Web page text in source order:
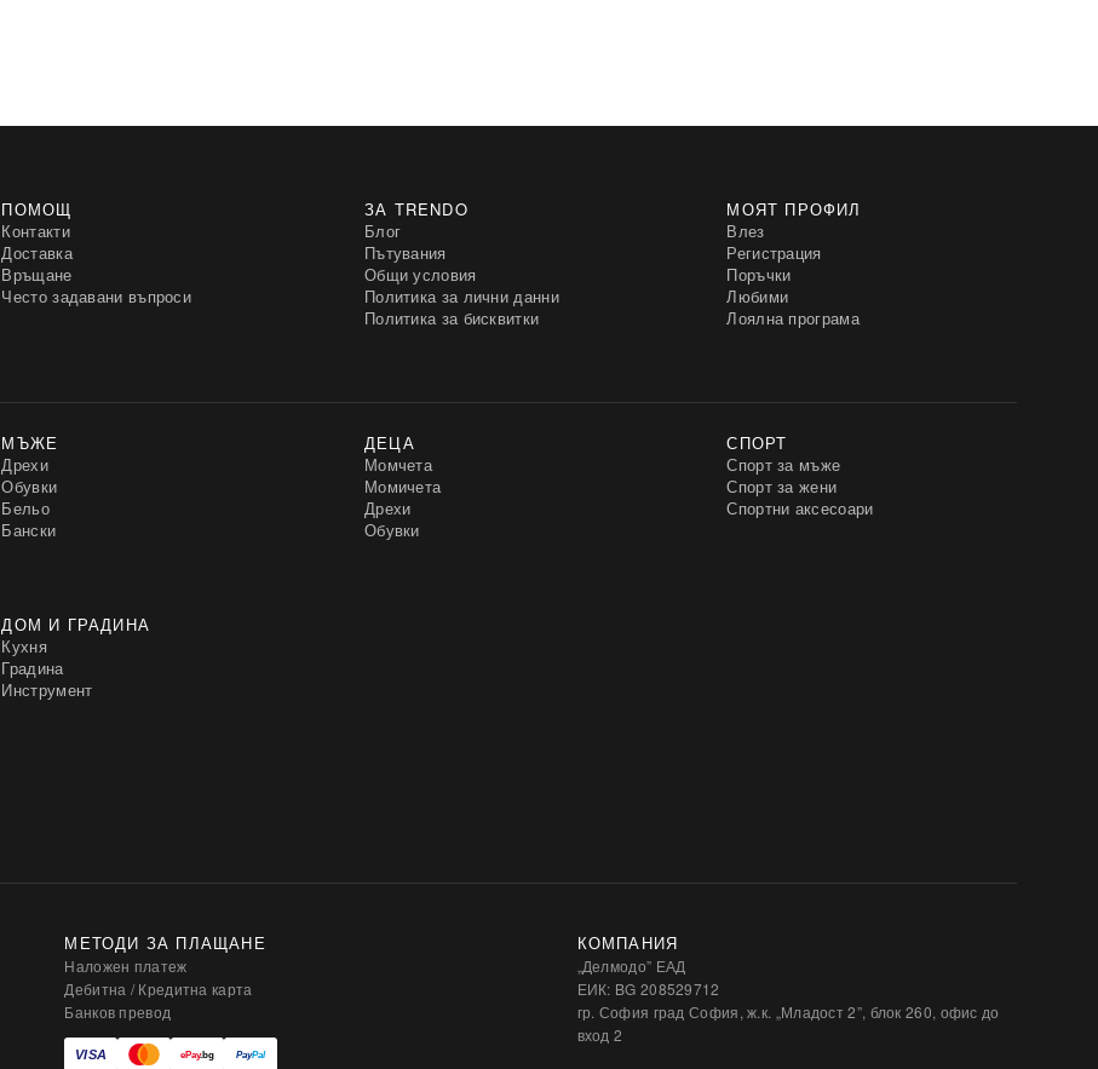
ПОМОЩ
Контакти
Доставка
Връщане
Често задавани въпроси
ЗА TRENDO
Блог
Пътувания
Общи условия
Политика за лични данни
Политика за бисквитки
МОЯТ ПРОФИЛ
Влез
Регистрация
Поръчки
Любими
Лоялна програма
МЪЖЕ
Дрехи
Обувки
Бельо
Бански
ДЕЦА
Момчета
Момичета
Дрехи
Обувки
СПОРТ
Спорт за мъже
Спорт за жени
Спортни аксесоари
ДОМ И ГРАДИНА
Кухня
Градина
Инструмент
МЕТОДИ ЗА ПЛАЩАНЕ
Наложен платеж
Дебитна / Кредитна карта
Банков превод
КОМПАНИЯ
„Делмодо” ЕАД
ЕИК: BG 208529712
гр. София град София, ж.к. „Младост 2”, блок 260, офис до
вход 2